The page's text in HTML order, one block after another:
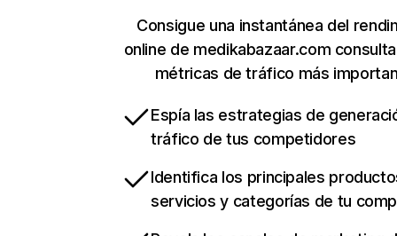
Consigue una instantánea del
online de medikabazaar.com
métricas de tráfico más
Espía las estrategias de
tráfico de tus competidores
Identifica los principales
servicios y categorías de tu